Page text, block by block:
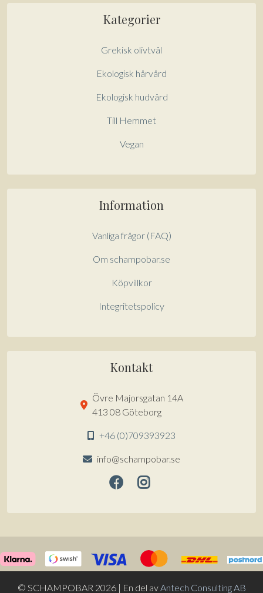
Kategorier
Grekisk olivtvål
Ekologisk hårvård
Ekologisk hudvård
Till Hemmet
Vegan
Information
Vanliga frågor (FAQ)
Om schampobar.se
Köpvillkor
Integritetspolicy
Kontakt
Övre Majorsgatan 14A
413 08 Göteborg
+46 (0)709393923
info@schampobar.se
Artikel tillagd till varukorg.
Gå till kassan och välj
Få hem dina varor först. Betala efteråt.
Betala via bankkonto eller
betalkort/kreditkort
© SCHAMPOBAR 2026 | En del avAntech Consulting AB